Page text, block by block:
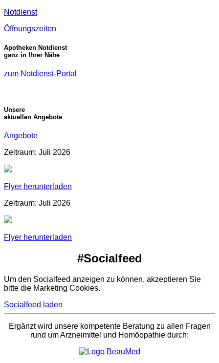
Notdienst
Öffnungszeiten
Apotheken Notdienst
ganz in Ihrer Nähe
zum Notdienst-Portal
Unsere
aktuellen Angebote
Angebote
Zeitraum: Juli 2026
Flyer herunterladen
Zeitraum: Juli 2026
Flyer herunterladen
#Socialfeed
Um den Socialfeed anzeigen zu können, akzeptieren Sie
bitte die Marketing Cookies.
Socialfeed laden
Ergänzt wird unsere kompetente Beratung zu allen Fragen
rund um Arzneimittel und Homöopathie durch: